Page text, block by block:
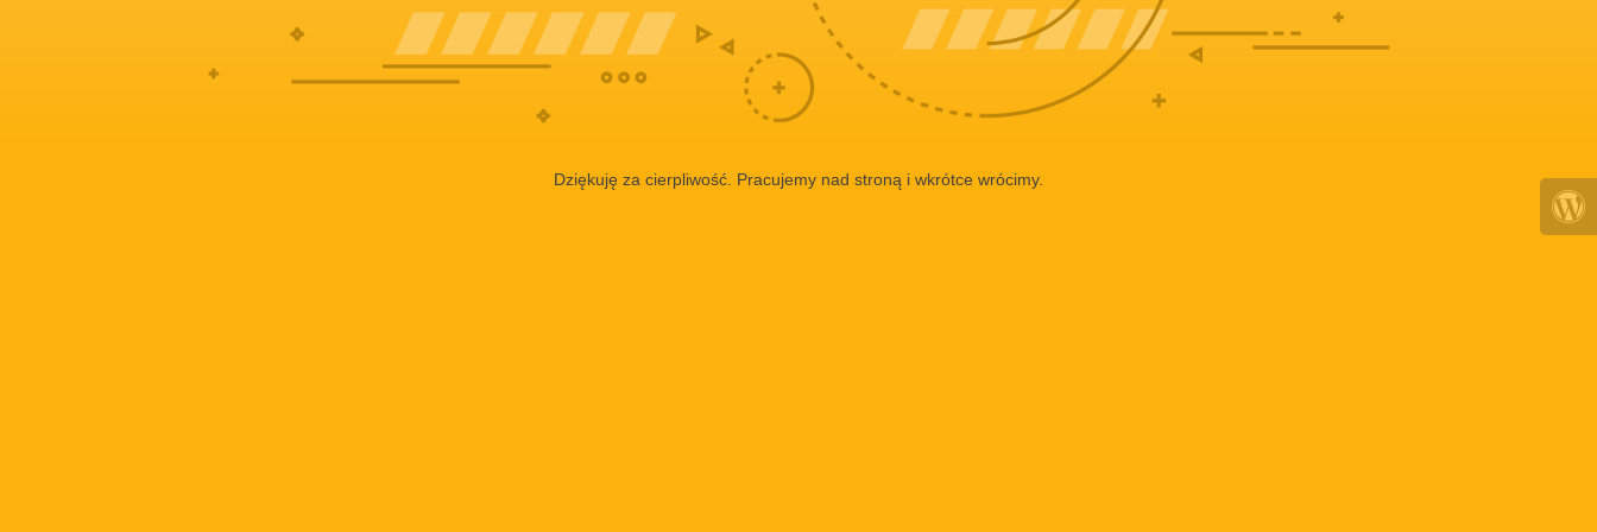
Dziękuję za cierpliwość. Pracujemy nad stroną i wkrótce wrócimy.